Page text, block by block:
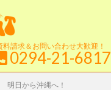
料請求＆お問い合わせ大歓迎！
0294-21-6817
明日から沖縄へ！